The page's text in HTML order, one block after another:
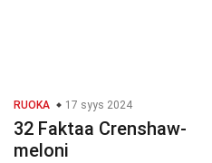
RUOKA 17 syys 2024
32 Faktaa Crenshaw-
meloni